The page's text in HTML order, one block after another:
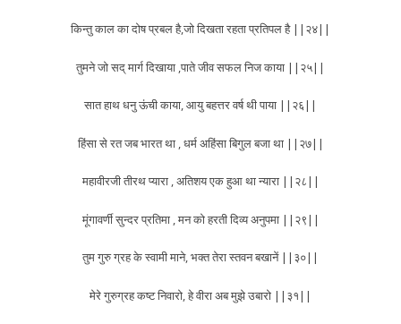
किन्तु काल का दोष प्रबल है,जो दिखता रहता प्रतिपल है ||२४||
तुमने जो सद् मार्ग दिखाया ,पाते जीव सफल निज काया ||२५||
सात हाथ धनु ऊंची काया, आयु बहत्तर वर्ष थी पाया ||२६||
हिंसा से रत जब भारत था , धर्म अहिंसा बिगुल बजा था ||२७||
महावीरजी तीरथ प्यारा , अतिशय एक हुआ था न्यारा ||२८||
मूंगावर्णी सुन्दर प्रतिमा , मन को हरती दिव्य अनुपमा ||२९||
तुम गुरु ग्रह के स्वामी माने, भक्त तेरा स्तवन बखानें ||३०||
मेरे गुरुग्रह कष्ट निवारो, हे वीरा अब मुझे उबारो ||३१||